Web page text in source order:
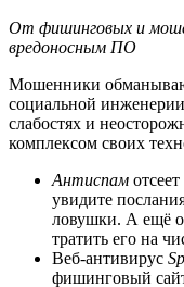
От фишинговых и
вредоносным ПО
Мошенники
социальной
слабостях и
комплексом своих
Антиспам
увидите
ловушки. А ещё
тратить его на
Веб-антивирус
фишинговый